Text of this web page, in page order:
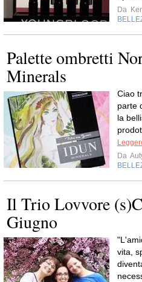
Da
Palette ombretti
Minerals
Ciao
parte
la
Da
Il Trio Lovvore
Giugno
vita,